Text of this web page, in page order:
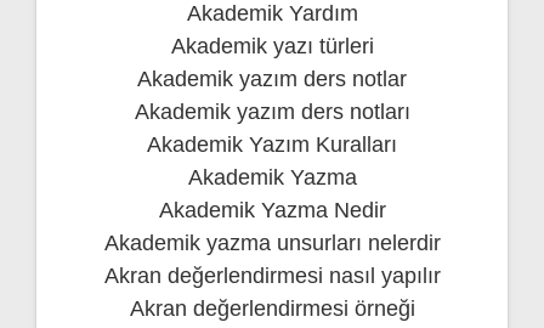
Akademik Yardım
Akademik yazı türleri
Akademik yazım ders notlar
Akademik yazım ders notları
Akademik Yazım Kuralları
Akademik Yazma
Akademik Yazma Nedir
Akademik yazma unsurları nelerdir
Akran değerlendirmesi nasıl yapılır
Akran değerlendirmesi örneği